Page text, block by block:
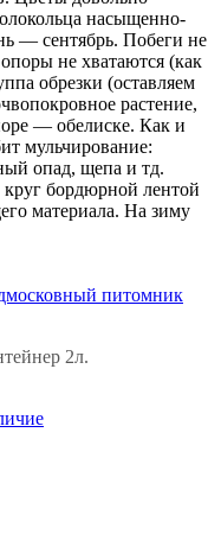
насыщенно-
— сентябрь. Побеги не
не хватаются (как
обрезки (оставляем
растение,
— обелиске. Как и
мульчирование:
опад, щепа и тд.
круг бордюрной лентой
материала. На зиму
питомник
2л.